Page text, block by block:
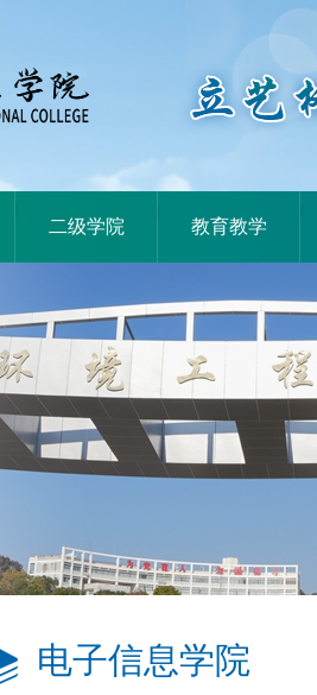
二级学院 教育教学
电子信息学院